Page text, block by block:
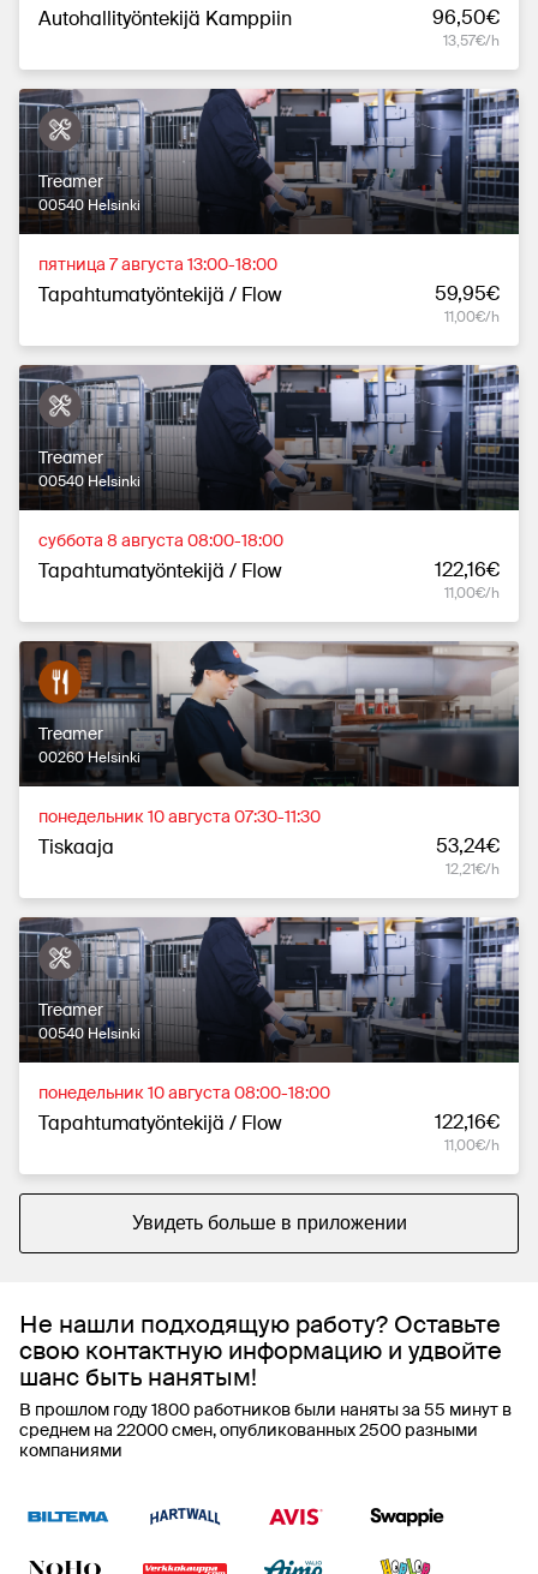
Autohallityöntekijä Kamppiin 96,50€
13,57€/h
Treamer
00540 Helsinki
пятница 7 августа 13:00-18:00
Tapahtumatyöntekijä / Flow 59,95€
11,00€/h
Treamer
00540 Helsinki
суббота 8 августа 08:00-18:00
Tapahtumatyöntekijä / Flow 122,16€
11,00€/h
Treamer
00260 Helsinki
понедельник 10 августа 07:30-11:30
Tiskaaja 53,24€
12,21€/h
Treamer
00540 Helsinki
понедельник 10 августа 08:00-18:00
Tapahtumatyöntekijä / Flow 122,16€
11,00€/h
Увидеть больше в приложении
Не нашли подходящую работу? Оставьте
свою контактную информацию и удвойте
шанс быть нанятым!
В прошлом году 1800 работников были наняты за 55 минут в
среднем на 22000 смен, опубликованных 2500 разными
компаниями